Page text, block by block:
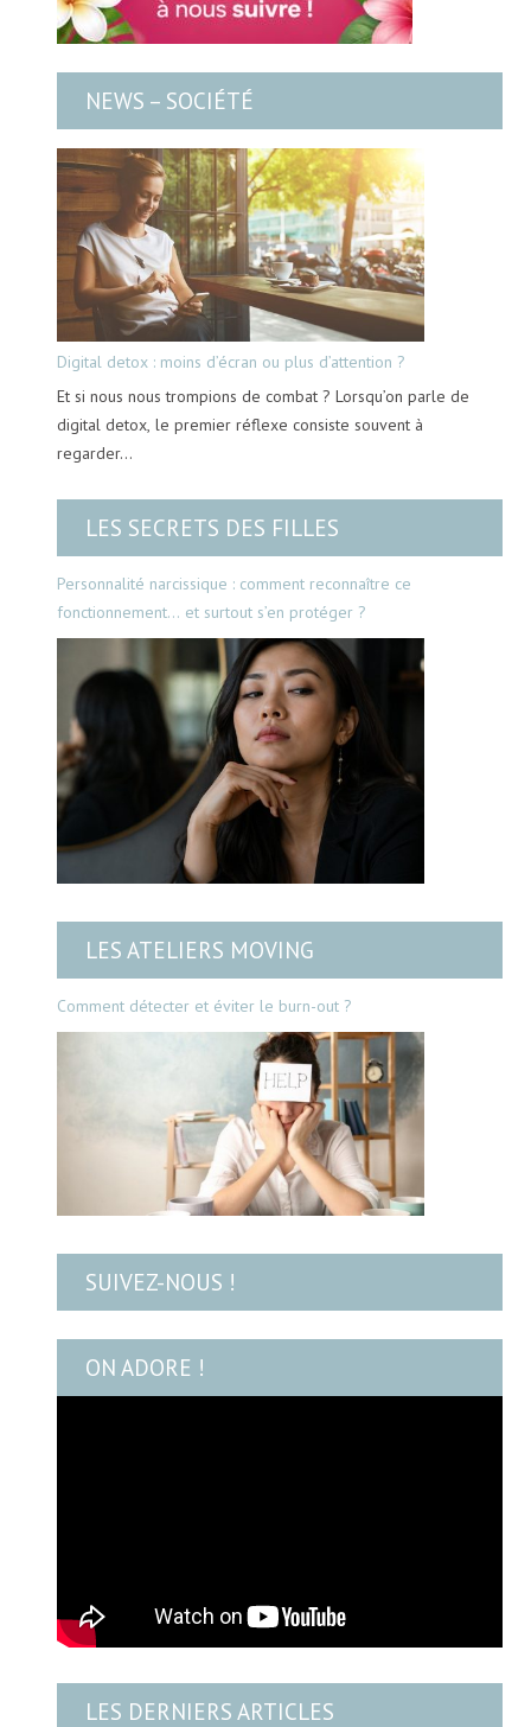
NEWS – SOCIÉTÉ
Digital detox : moins d’écran ou plus d’attention ?
Et si nous nous trompions de combat ? Lorsqu’on parle de
digital detox, le premier réflexe consiste souvent à
regarder…
LES SECRETS DES FILLES
Personnalité narcissique : comment reconnaître ce
fonctionnement… et surtout s’en protéger ?
LES ATELIERS MOVING
Comment détecter et éviter le burn-out ?
SUIVEZ-NOUS !
ON ADORE !
LES DERNIERS ARTICLES